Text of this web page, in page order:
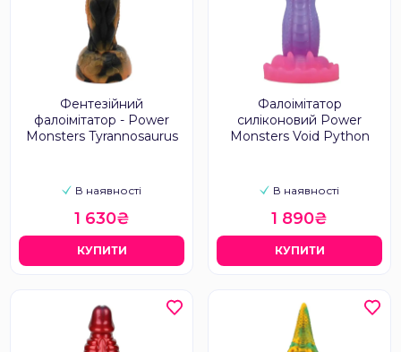
Фентезійний
фалоімітатор - Power
Monsters Tyrannosaurus
В наявності
1 630₴
КУПИТИ
Фалоімітатор
силіконовий Power
Monsters Void Python
В наявності
1 890₴
КУПИТИ